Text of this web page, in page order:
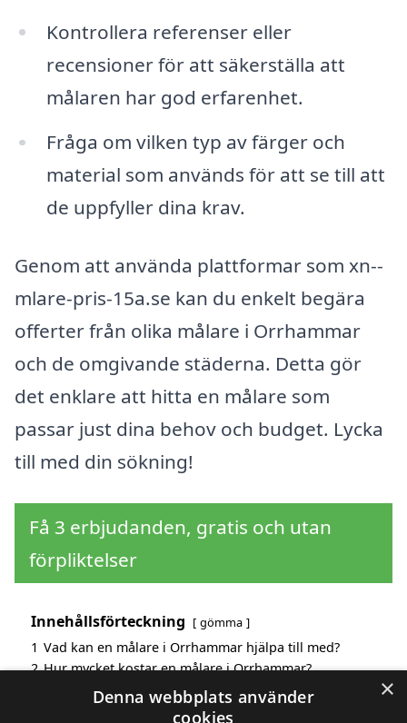
Kontrollera referenser eller
recensioner för att säkerställa att
målaren har god erfarenhet.
Fråga om vilken typ av färger och
material som används för att se till att
de uppfyller dina krav.
Genom att använda plattformar som xn--
mlare-pris-15a.se kan du enkelt begära
offerter från olika målare i Orrhammar
och de omgivande städerna. Detta gör
det enklare att hitta en målare som
passar just dina behov och budget. Lycka
till med din sökning!
Få 3 erbjudanden, gratis och utan
förpliktelser
Innehållsförteckning gömma
1 Vad kan en målare i Orrhammar hjälpa till med?
2 Hur mycket kostar en målare i Orrhammar?
Fördelar med att välja målare i Orrhammar
Sök efter en skicklig målare i de omgivande städerna
×
Denna webbplats använder
cookies